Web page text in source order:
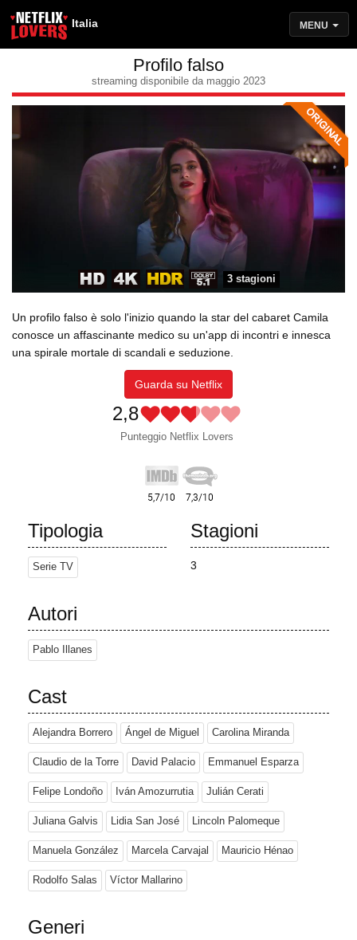
Italia MENU
Profilo falso
streaming disponibile da maggio 2023
3 stagioni
Un profilo falso è solo l'inizio quando la star del cabaret Camila
conosce un affascinante medico su un'app di incontri e innesca
una spirale mortale di scandali e seduzione.
Guarda su Netflix
2,8
Punteggio Netflix Lovers
Tipologia
Serie TV
Stagioni
3
Autori
Pablo Illanes
Cast
Alejandra Borrero Ángel de Miguel Carolina Miranda
Claudio de la Torre David Palacio Emmanuel Esparza
Felipe Londoño Iván Amozurrutia Julián Cerati
Juliana Galvis Lidia San José Lincoln Palomeque
Manuela González Marcela Carvajal Mauricio Hénao
Rodolfo Salas Víctor Mallarino
Generi